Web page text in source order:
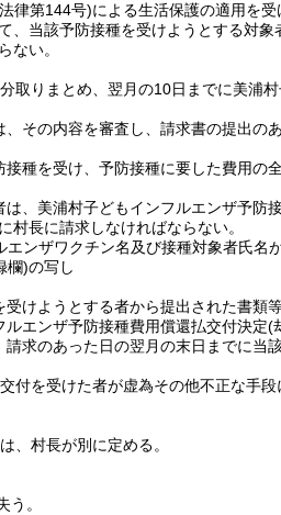
律第144号)による生活保護の適用を
、当該予防接種を受けようとする対
ない。
取りまとめ、翌月の10日までに美浦
その内容を審査し、請求書の提出の
種を受け、予防接種に要した費用
、美浦村子どもインフルエンザ予防
長に請求しなければならない。
エンザワクチン名及び接種対象者氏名
欄)の写し
けようとする者から提出された書類
エンザ予防接種費用償還払交付決定(
求のあった日の翌月の末日までに当
付を受けた者が虚為その他不正な手
、村長が別に定める。
。